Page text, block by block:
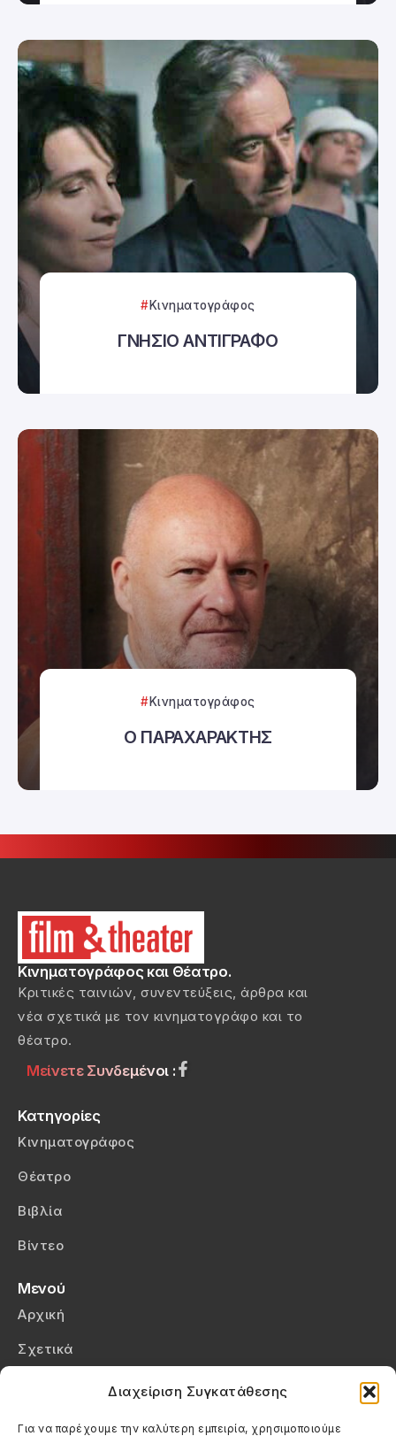
Διαχείριση Συγκατάθεσης
Για να παρέχουμε την καλύτερη εμπειρία, χρησιμοποιούμε
Κινηματογράφος
ΓΝΗΣΙΟ ΑΝΤΙΓΡΑΦΟ
Κινηματογράφος
Ο ΠΑΡΑΧΑΡΑΚΤΗΣ
Κινηματογράφος και Θέατρο.
Κριτικές ταινιών, συνεντεύξεις, άρθρα και
νέα σχετικά με τον κινηματογράφο και το
θέατρο.
Μείνετε Συνδεμένοι :
Κατηγορίες
Κινηματογράφος
Θέατρο
Βιβλία
Βίντεο
Μενού
Αρχική
Σχετικά